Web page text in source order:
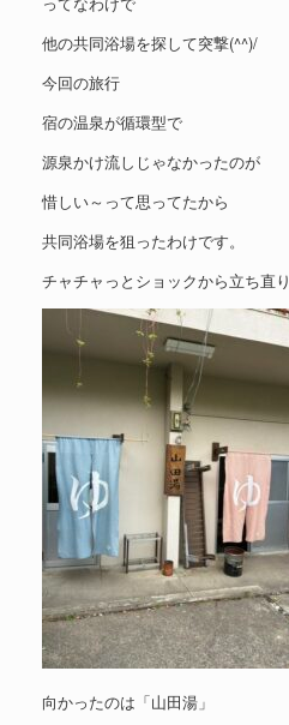
他の共同浴場を探して突撃(^^)/
今回の旅行
宿の温泉が循環型で
源泉かけ流しじゃなかったのが
惜しい～って思ってたから
共同浴場を狙ったわけです。
チャチャっとショックから立ち直り
向かったのは「山田湯」